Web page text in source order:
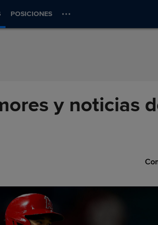
POSICIONES
y noticias